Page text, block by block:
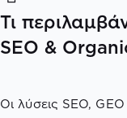
Τι
SEO &
Οι λύσεις SEO,